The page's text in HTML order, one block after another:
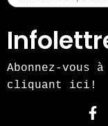
Abonnez-
cliquant ici!